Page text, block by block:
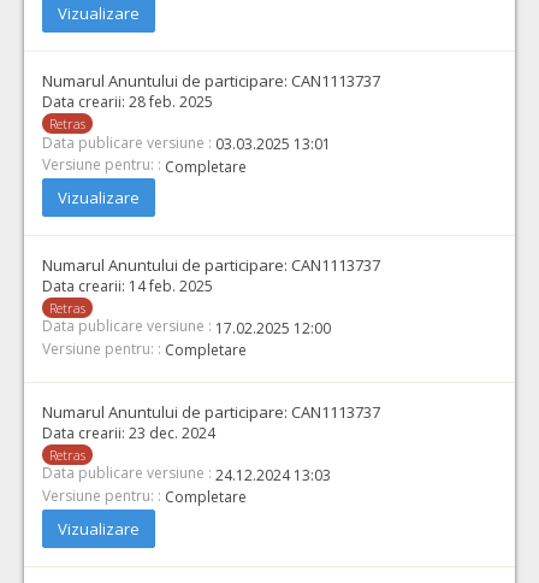
Vizualizare
Numarul Anuntului de participare: CAN1113737
Data crearii: 28 feb. 2025
Retras
Data publicare versiune : 03.03.2025 13:01
Versiune pentru: : Completare
Vizualizare
Numarul Anuntului de participare: CAN1113737
Data crearii: 14 feb. 2025
Retras
Data publicare versiune : 17.02.2025 12:00
Versiune pentru: : Completare
Numarul Anuntului de participare: CAN1113737
Data crearii: 23 dec. 2024
Retras
Data publicare versiune : 24.12.2024 13:03
Versiune pentru: : Completare
Vizualizare